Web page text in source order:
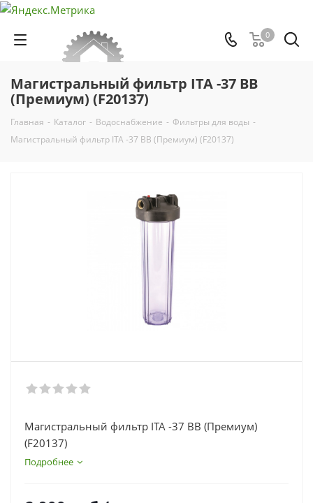
0
Магистральный фильтр ITA -37 BB
(Премиум) (F20137)
Главная - Каталог - Водоснабжение - Фильтры для воды -
Магистральный фильтр ITA -37 BB (Премиум) (F20137)
Магистральный фильтр ITA -37 BB (Премиум)
(F20137)
Подробнее